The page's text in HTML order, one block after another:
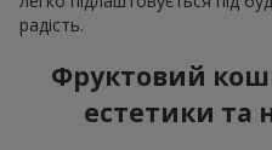
радість.
Фруктовий
естетики та